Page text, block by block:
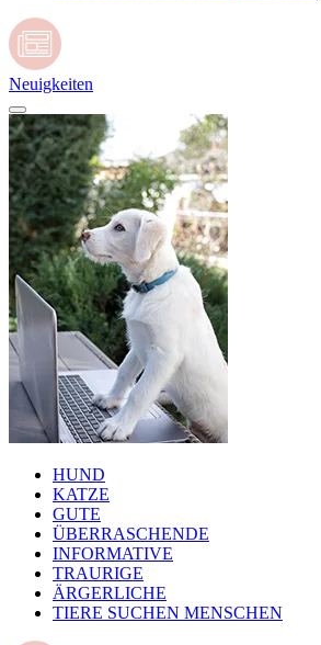
Neuigkeiten
HUND
KATZE
GUTE
ÜBERRASCHENDE
INFORMATIVE
TRAURIGE
ÄRGERLICHE
TIERE SUCHEN MENSCHEN